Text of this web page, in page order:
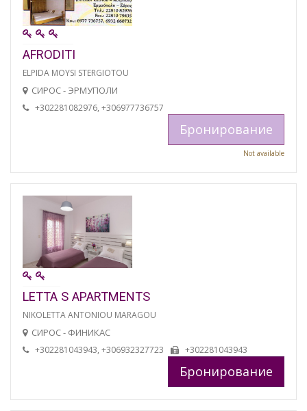
AFRODITI
ELPIDA MOYSI STERGIOTOU
СИРОС - ЭРМУПОЛИ
+302281082976, +306977736757
Бронирование
Not available
LETTA S APARTMENTS
NIKOLETTA ANTONIOU MARAGOU
СИРОС - ФИНИКАС
+302281043943, +306932327723 +302281043943
Бронирование